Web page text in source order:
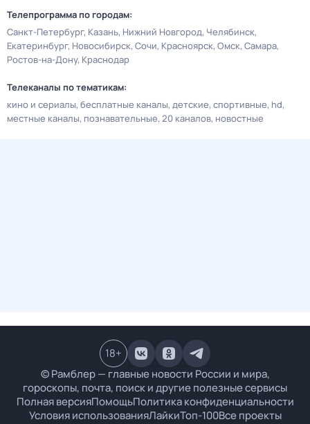
Телепрограмма по городам:
Санкт-Петербург Казань Нижний Новгород Челябинск
Екатеринбург Новосибирск Сочи Красноярск Омск Самара
Ростов-на-Дону Краснодар
Телеканалы по тематикам:
кино и сериалы бесплатные каналы детские спортивные hd
местные каналы познавательные 20 каналов новостные
© Рамблер — главные новости России и мира,
гороскопы, почта, поиск и другие полезные сервисы
Полная версияПомощьПолитика конфиденциальности
Условия использованияЛайкиТоп-100Все проекты
18+